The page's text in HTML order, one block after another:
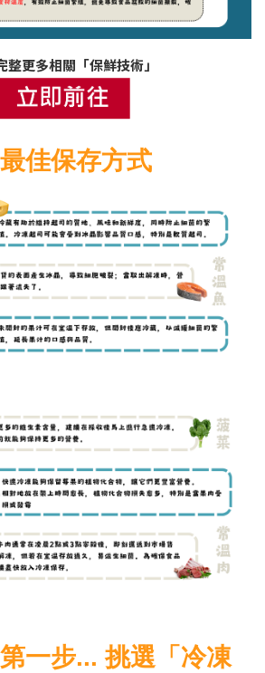
整更多相關「保鮮技術」
佳保存方式
一步... 挑選「冷凍